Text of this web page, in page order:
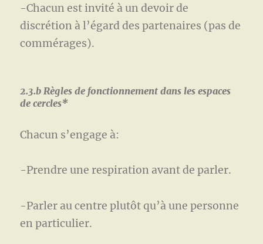
-Chacun est invité à un devoir de
discrétion à l’égard des partenaires (pas de
commérages).
2.3.b Règles de fonctionnement dans les espaces
de cercles*
Chacun s’engage à:
-Prendre une respiration avant de parler.
-Parler au centre plutôt qu’à une personne
en particulier.